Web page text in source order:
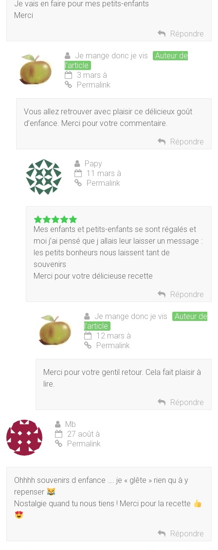
Je vais en faire pour mes petits-enfants
Merci
Répondre
Je mange donc je vis
Auteur de
l’article
3 mars à
Permalink
Vous allez retrouver avec plaisir ce délicieux goût
d’enfance. Merci pour votre commentaire.
Répondre
Papy
11 mars à
Permalink
Mes enfants et petits-enfants se sont régalés et
moi j’ai pensé que j allais leur laisser un message :
les petits bonheurs nous laissent tant de
souvenirs
Merci pour votre délicieuse recette
Répondre
Je mange donc je vis
Auteur de
l’article
12 mars à
Permalink
Merci pour votre gentil retour. Cela fait plaisir à
lire.
Répondre
Mb
27 août à
Permalink
Ohhhh souvenirs d enfance …. je « glête » rien qu à y
repenser
Nostalgie quand tu nous tiens ! Merci pour la recette
Répondre